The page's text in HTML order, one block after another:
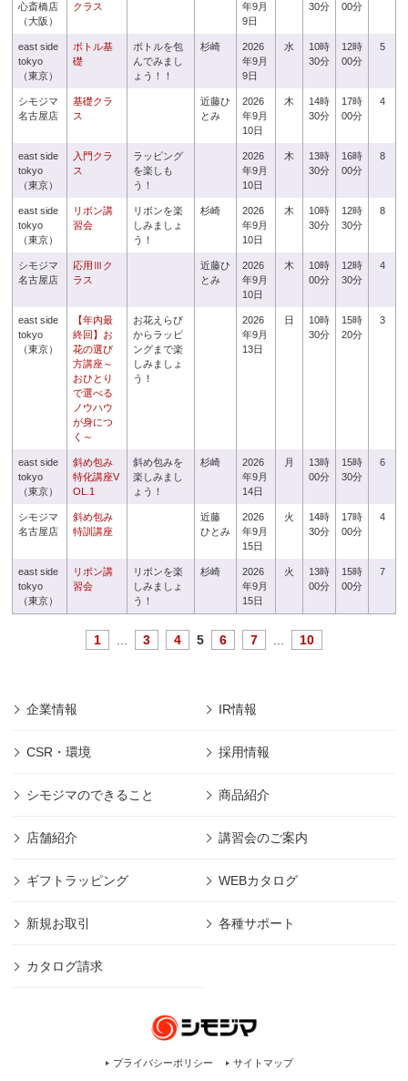
心斎橋店
（大阪）
クラス
年9月
9日
30分
00分
east side
tokyo
（東京）
ボトル基
礎
ボトルを包
んでみまし
ょう！！
杉崎
2026
年9月
9日
水
10時
30分
12時
00分
5
シモジマ
名古屋店
基礎クラ
ス
近藤ひ
とみ
2026
年9月
10日
木
14時
30分
17時
00分
4
east side
tokyo
（東京）
入門クラ
ス
ラッピング
を楽しも
う！
2026
年9月
10日
木
13時
30分
16時
00分
8
east side
tokyo
（東京）
リボン講
習会
リボンを楽
しみましょ
う！
杉崎
2026
年9月
10日
木
10時
30分
12時
30分
8
シモジマ
名古屋店
応用Ⅲク
ラス
近藤ひ
とみ
2026
年9月
10日
木
10時
00分
12時
30分
4
east side
tokyo
（東京）
【年内最
終回】お
花の選び
方講座～
おひとり
で選べる
ノウハウ
が身につ
く～
お花えらび
からラッピ
ングまで楽
しみましょ
う！
2026
年9月
13日
日
10時
30分
15時
20分
3
east side
tokyo
（東京）
斜め包み
特化講座V
OL.1
斜め包みを
楽しみまし
ょう！
杉崎
2026
年9月
14日
月
13時
00分
15時
30分
6
シモジマ
名古屋店
斜め包み
特訓講座
近藤
ひとみ
2026
年9月
15日
火
14時
30分
17時
00分
4
east side
tokyo
（東京）
リボン講
習会
リボンを楽
しみましょ
う！
杉崎
2026
年9月
15日
火
13時
00分
15時
00分
7
1 3 4 5 6 7 10
企業情報 IR情報
CSR・環境 採用情報
シモジマのできること 商品紹介
店舗紹介 講習会のご案内
ギフトラッピング WEBカタログ
新規お取引 各種サポート
カタログ請求
プライバシーポリシー サイトマップ